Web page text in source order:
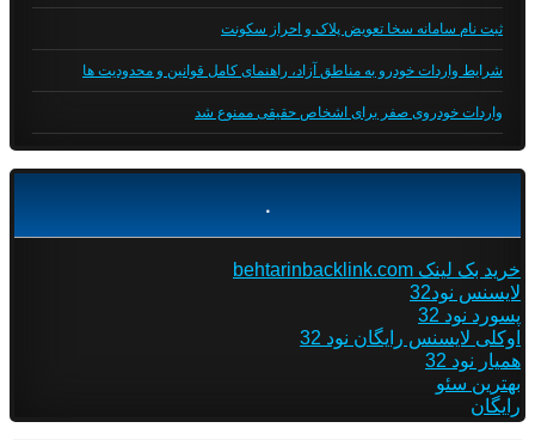
ثبت نام سامانه سخا تعویض پلاک و احراز سکونت
شرایط واردات خودرو به مناطق آزاد، راهنمای کامل قوانین و محدودیت ها
واردات خودروی صفر برای اشخاص حقیقی ممنوع شد
.
خرید بک لینک behtarinbacklink.com
لایسنس نود32
پسورد نود 32
اوکلی لایسنس رایگان نود 32
همیار نود 32
بهترین سئو
رایگان